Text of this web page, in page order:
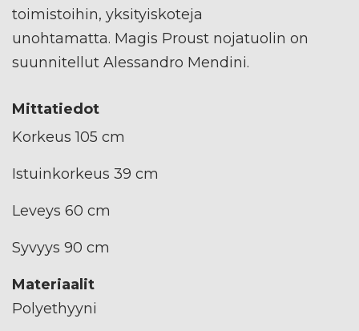
toimistoihin, yksityiskoteja
unohtamatta. Magis Proust nojatuolin on
suunnitellut Alessandro Mendini.
Mittatiedot
Korkeus 105 cm
Istuinkorkeus 39 cm
Leveys 60 cm
Syvyys 90 cm
Materiaalit
Polyethyyni